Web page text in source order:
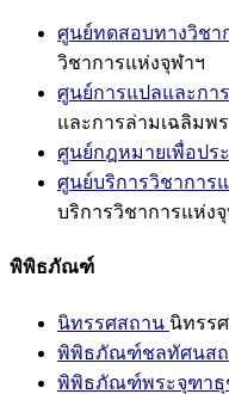
ศูนย์ทดสอบทางวิชา
วิชาการแห่งจุฬาฯ
ศูนย์การแปลและกา
และการล่ามเฉลิมพ
ศูนย์กฎหมายเพื่อปร
ศูนย์บริการวิชาการ
บริการวิชาการแห่ง
พิพิธภัณฑ์
นิทรรศสถาน นิทรร
พิพิธภัณฑ์ชลทัศนส
พิพิธภัณฑ์พระจุฑาธุ